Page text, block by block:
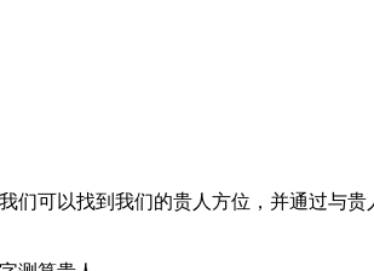
可以找到我们的贵人方位，并通过与